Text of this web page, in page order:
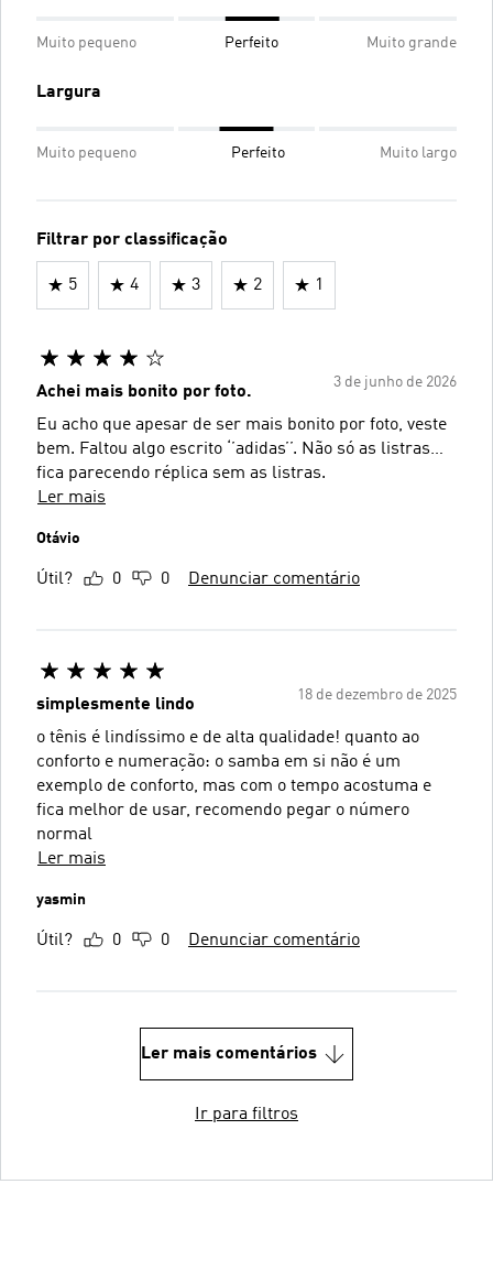
Muito pequeno Perfeito Muito grande
Largura
Muito pequeno Perfeito Muito largo
Filtrar por classificação
5 4 3 2 1
3 de junho de 2026
Achei mais bonito por foto.
Eu acho que apesar de ser mais bonito por foto, veste
bem. Faltou algo escrito ‘’adidas’’. Não só as listras…
fica parecendo réplica sem as listras.
Ler mais
Otávio
Útil? 0 0 Denunciar comentário
18 de dezembro de 2025
simplesmente lindo
o tênis é lindíssimo e de alta qualidade! quanto ao
conforto e numeração: o samba em si não é um
exemplo de conforto, mas com o tempo acostuma e
fica melhor de usar, recomendo pegar o número
normal
Ler mais
yasmin
Útil? 0 0 Denunciar comentário
Ler mais comentários
Ir para filtros